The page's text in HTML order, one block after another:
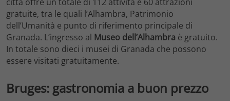
gratuite, tra le quali l’Alhambra, Patrimonio
dell’Umanità e punto di riferimento principale di
Granada. L’ingresso al Museo dell’Alhambra è gratuito.
In totale sono dieci i musei di Granada che possono
essere visitati gratuitamente.
Bruges: gastronomia a buon prezzo